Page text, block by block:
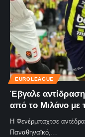
EUROLEAGUE
Έβγαλε
από το Μιλάνο με
Η Φενέρμπαχτσε
Παναθηναϊκό,…